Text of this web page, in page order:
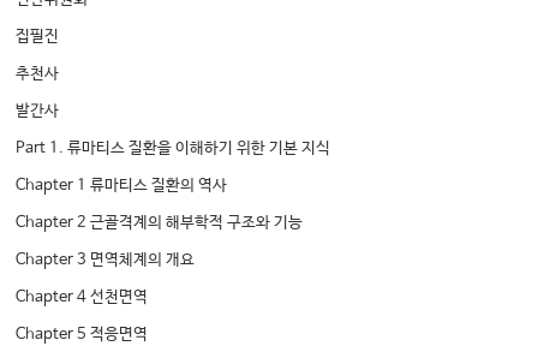
집필진
추천사
발간사
Part 1. 류마티스 질환을 이해하기 위한 기본 지식
Chapter 1 류마티스 질환의 역사
Chapter 2 근골격계의 해부학적 구조와 기능
Chapter 3 면역체계의 개요
Chapter 4 선천면역
Chapter 5 적응면역